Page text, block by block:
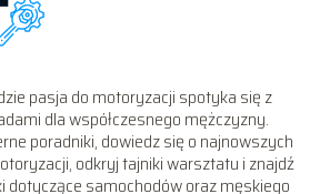
pasja do motoryzacji spotyka się z
dla współczesnego mężczyzny.
poradniki, dowiedz się o najnowszych
odkryj tajniki warsztatu i znajdź
dotyczące samochodów oraz męskiego